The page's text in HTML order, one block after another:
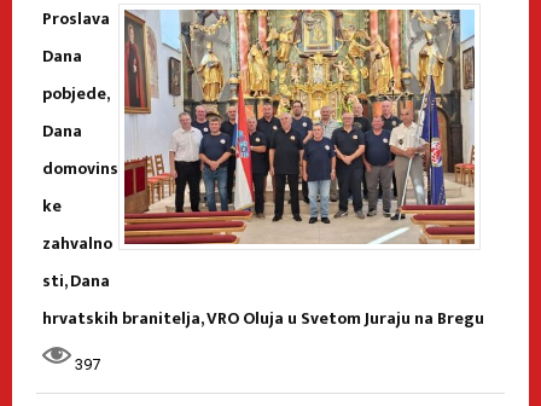
Proslava
Dana
pobjede,
Dana
domovins
ke
zahvalno
sti, Dana
hrvatskih branitelja, VRO Oluja u Svetom Juraju na Bregu
397